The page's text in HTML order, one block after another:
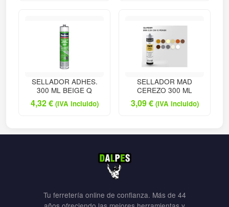
SELLADOR ADHES.
300 ML BEIGE Q
4,32€ (IVA incluido)
SELLADOR MAD
CEREZO 300 ML
3,09€ (IVA incluido)
Tu ferretería online de confianza. Más de 44